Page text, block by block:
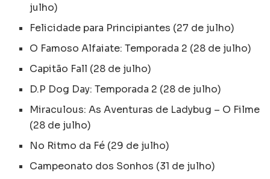
julho)
Felicidade para Principiantes (27 de julho)
O Famoso Alfaiate: Temporada 2 (28 de julho)
Capitão Fall (28 de julho)
D.P Dog Day: Temporada 2 (28 de julho)
Miraculous: As Aventuras de Ladybug – O Filme
(28 de julho)
No Ritmo da Fé (29 de julho)
Campeonato dos Sonhos (31 de julho)